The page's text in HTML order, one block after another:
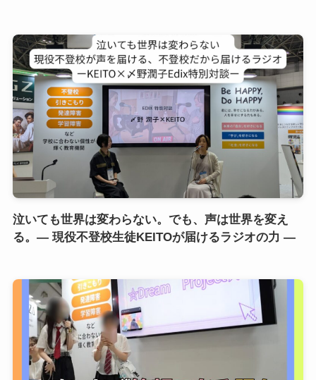
泣いても世界は変わらない。でも、声は世界を変え
る。― 現役不登校生徒KEITOが届けるラジオの力 ―